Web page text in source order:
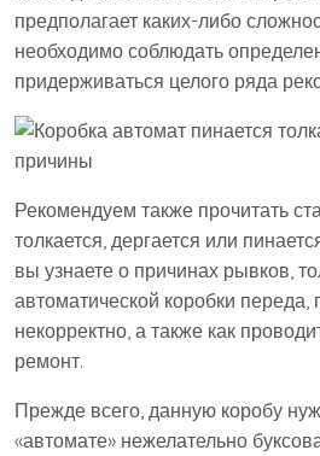
предполагает каких-либо
необходимо соблюдать
придерживаться целого ряда
Рекомендуем также прочитать
толкается, дергается или
вы узнаете о причинах рывков,
автоматической коробки
некорректно, а также как
ремонт.
Прежде всего, данную коробу
«автомате» нежелательно